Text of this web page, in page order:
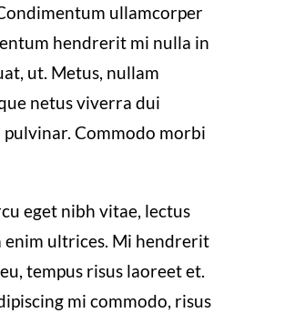
ullamcorper
hendrerit mi nulla in
ut. Metus, nullam
netus viverra dui
Commodo morbi
eget nibh vitae, lectus
enim ultrices. Mi hendrerit
tempus risus laoreet et.
mi commodo, risus